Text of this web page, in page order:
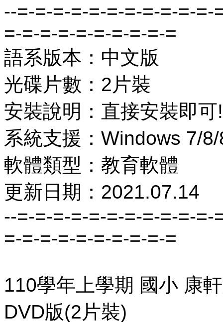
--=-=-=-=-=-=-=-=-=-=-
=-=-=-=-=-=-=-=-=-=
語系版本：中文版
光碟片數：2片裝
安裝說明：直接安裝即可!
系統支援：Windows 7/
軟體類型：教育軟體
更新日期：2021.07.14
--=-=-=-=-=-=-=-=-=-=-
=-=-=-=-=-=-=-=-=-=
110學年上學期 國小 康
DVD版(2片裝)